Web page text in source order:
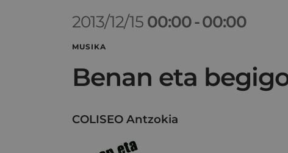
2013/12/15 00:00-00:00
MUSIKA
Benan eta
COLISEO Antzokia